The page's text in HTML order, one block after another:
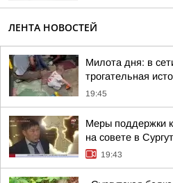
ЛЕНТА НОВОСТЕЙ
Милота дня: в
трогательная
19:45
Меры поддержки
на совете в
19:43